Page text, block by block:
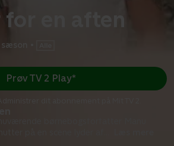
en aften
på en scene lyder af
Prøv TV 2 Play*
dit abonnement på Mit TV 2.